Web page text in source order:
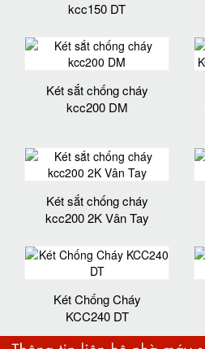
kcc150 DT
Két sắt chống cháy
kcc200 DM
Két sắt chống cháy
kcc200 2K Vân Tay
Két Chống Cháy
KCC240 DT